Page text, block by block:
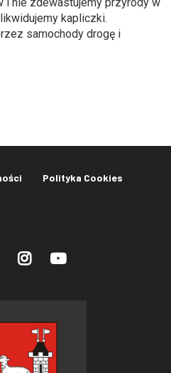
kapliczki.
samochody drogę i
Polityka Cookies